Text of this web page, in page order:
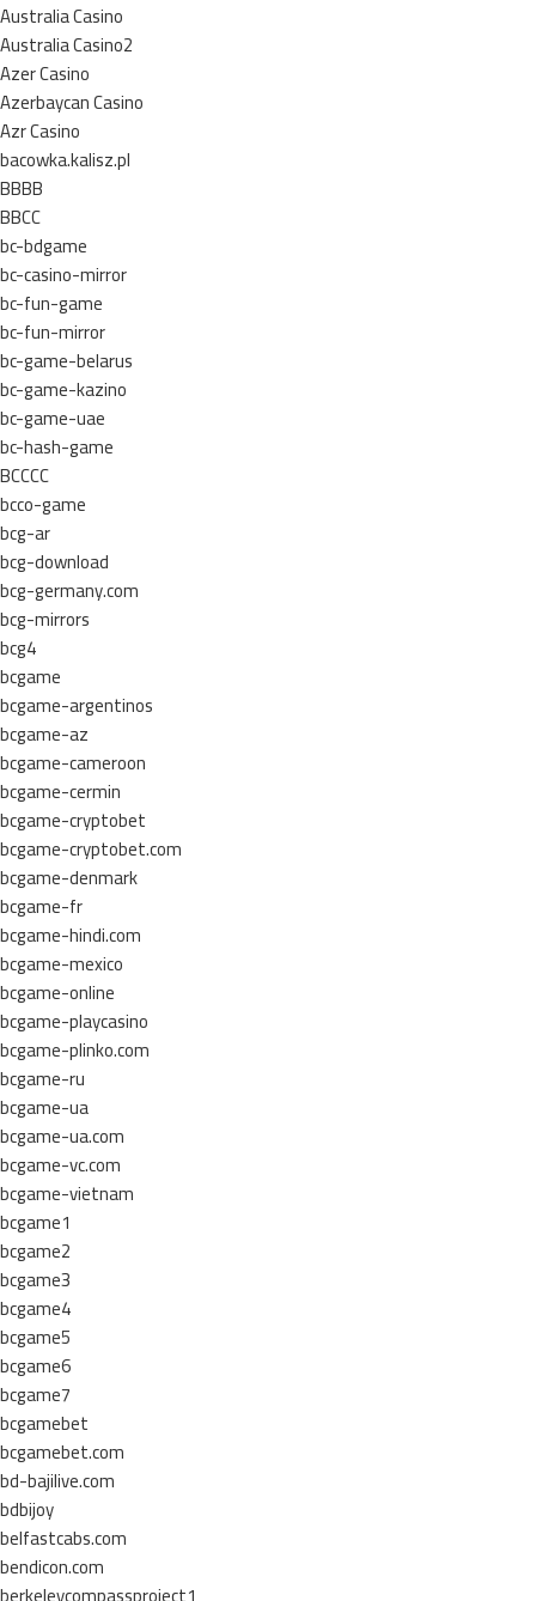
Australia Casino
Australia Casino2
Azer Casino
Azerbaycan Casino
Azr Casino
bacowka.kalisz.pl
BBBB
BBCC
bc-bdgame
bc-casino-mirror
bc-fun-game
bc-fun-mirror
bc-game-belarus
bc-game-kazino
bc-game-uae
bc-hash-game
BCCCC
bcco-game
bcg-ar
bcg-download
bcg-germany.com
bcg-mirrors
bcg4
bcgame
bcgame-argentinos
bcgame-az
bcgame-cameroon
bcgame-cermin
bcgame-cryptobet
bcgame-cryptobet.com
bcgame-denmark
bcgame-fr
bcgame-hindi.com
bcgame-mexico
bcgame-online
bcgame-playcasino
bcgame-plinko.com
bcgame-ru
bcgame-ua
bcgame-ua.com
bcgame-vc.com
bcgame-vietnam
bcgame1
bcgame2
bcgame3
bcgame4
bcgame5
bcgame6
bcgame7
bcgamebet
bcgamebet.com
bd-bajilive.com
bdbijoy
belfastcabs.com
bendicon.com